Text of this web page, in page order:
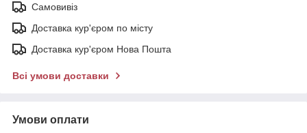
Самовивіз
Доставка кур'єром по місту
Доставка кур'єром Нова Пошта
Всі умови доставки
Умови оплати